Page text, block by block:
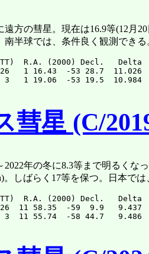
遠方の彗星。現在は16.9等(12月
南半球では、条件良く観測できる
R.A. (2000) Decl.
1 16.43  -53 28.7
彗星 (C/
2022年の冬に8.3等まで明るくな
。しばらく17等を保つ。日本で
R.A. (2000) Decl.
11 58.35  -59  9.9